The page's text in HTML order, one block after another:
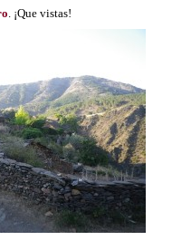
. ¡Que vistas!